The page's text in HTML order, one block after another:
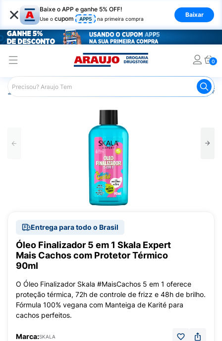
× Baixe o APP e ganhe 5% OFF!
Use o cupom APP5 na primeira compra
Baixar
0
Araujo Cabelo Óleo
Entrega para todo o Brasil
Óleo Finalizador 5 em 1 Skala Expert
Mais Cachos com Protetor Térmico
90ml
O Óleo Finalizador Skala #MaisCachos 5 em 1 oferece
proteção térmica, 72h de controle de frizz e 48h de brilho.
Fórmula 100% vegana com Manteiga de Karité para
cachos perfeitos.
Marca:SKALA